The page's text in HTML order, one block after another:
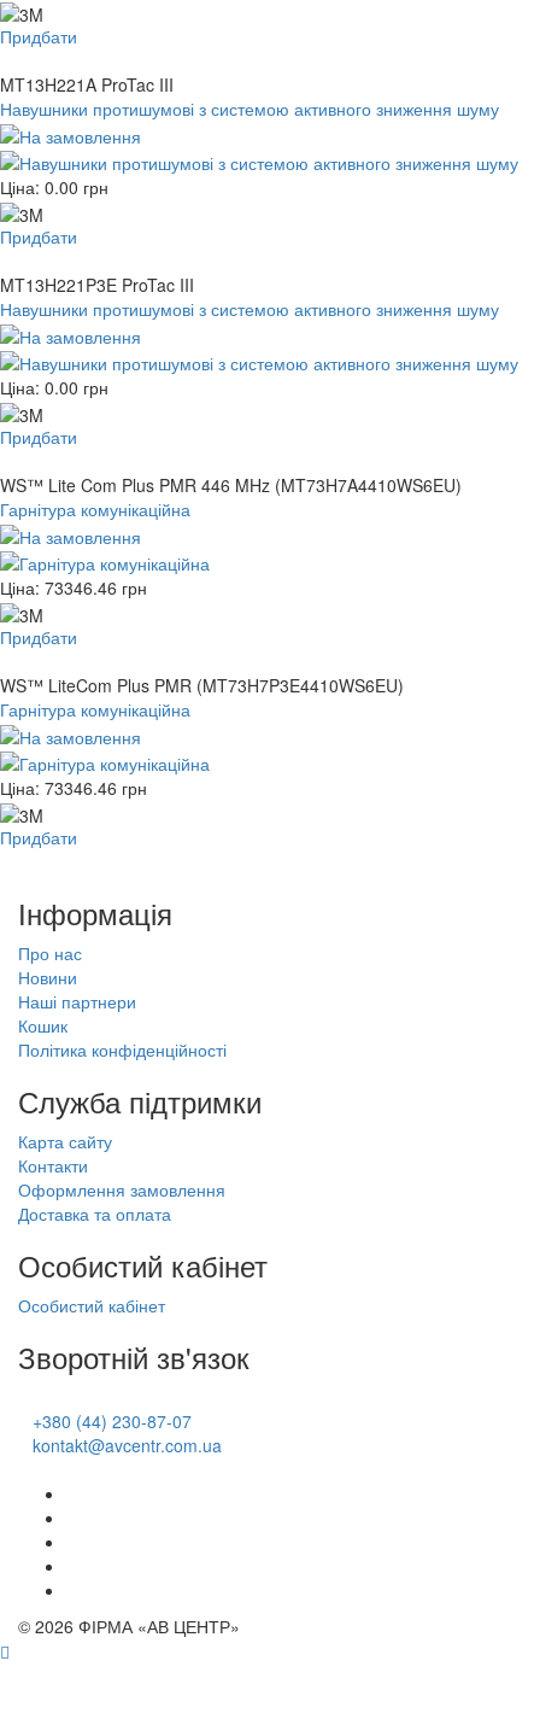
Придбати
MT13H221A ProTac III
Навушники протишумові з системою активного зниження шуму
Ціна: 0.00 грн
Придбати
MT13H221P3E ProTac III
Навушники протишумові з системою активного зниження шуму
Ціна: 0.00 грн
Придбати
WS™ Lite Com Plus PMR 446 MHz (MT73H7A4410WS6EU)
Гарнітура комунікаційна
Ціна: 73346.46 грн
Придбати
WS™ LiteCom Plus PMR (MT73H7P3E4410WS6EU)
Гарнітура комунікаційна
Ціна: 73346.46 грн
Придбати
Інформація
Про нас
Новини
Наші партнери
Кошик
Політика конфіденційності
Служба підтримки
Карта сайту
Контакти
Оформлення замовлення
Доставка та оплата
Особистий кабінет
Особистий кабінет
Зворотній зв'язок
+380 (44) 230-87-07
kontakt@avcentr.com.ua
© 2026 ФІРМА «АВ ЦЕНТР»